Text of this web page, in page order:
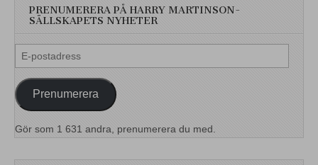
PRENUMERERA PÅ HARRY MARTINSON-
SÄLLSKAPETS NYHETER
E-
postadress
Prenumerera
Gör som 1 631 andra, prenumerera du med.